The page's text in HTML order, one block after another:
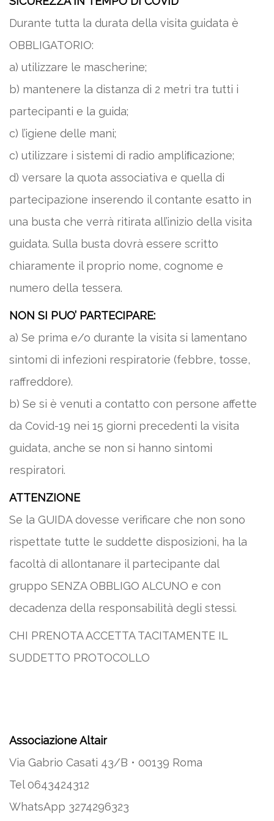
Durante tutta la durata della visita guidata è
OBBLIGATORIO:
a) utilizzare le mascherine;
b) mantenere la distanza di 2 metri tra tutti i
partecipanti e la guida;
c) l’igiene delle mani;
c) utilizzare i sistemi di radio ampliﬁcazione;
d) versare la quota associativa e quella di
partecipazione inserendo il contante esatto in
una busta che verrà ritirata all’inizio della visita
guidata. Sulla busta dovrà essere scritto
chiaramente il proprio nome, cognome e
numero della tessera.
NON SI PUO’ PARTECIPARE:
a) Se prima e/o durante la visita si lamentano
sintomi di infezioni respiratorie (febbre, tosse,
raffreddore).
b) Se si è venuti a contatto con persone affette
da Covid-19 nei 15 giorni precedenti la visita
guidata, anche se non si hanno sintomi
respiratori.
ATTENZIONE
Se la GUIDA dovesse verificare che non sono
rispettate tutte le suddette disposizioni, ha la
facoltà di allontanare il partecipante dal
gruppo SENZA OBBLIGO ALCUNO e con
decadenza della responsabilità degli stessi.
CHI PRENOTA ACCETTA TACITAMENTE IL
SUDDETTO PROTOCOLLO
Associazione Altair
Via Gabrio Casati 43/B • 00139 Roma
Tel 0643424312
WhatsApp 3274296323